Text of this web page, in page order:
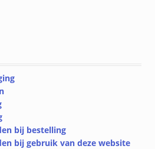
bij bestelling
bij gebruik van deze website